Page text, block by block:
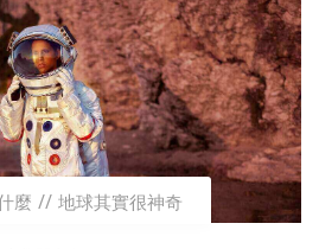
麼 地球其實很神奇